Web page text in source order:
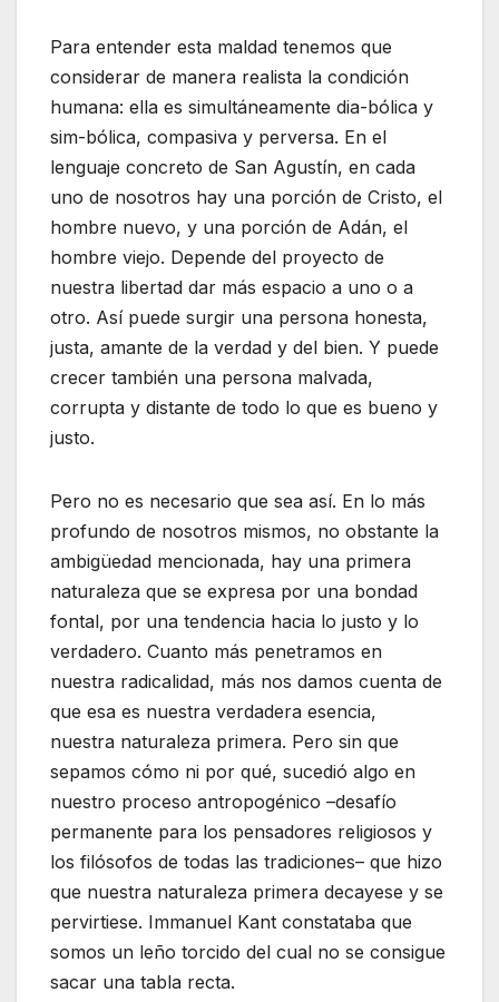
Para entender esta maldad tenemos que
considerar de manera realista la condición
humana: ella es simultáneamente dia-bólica y
sim-bólica, compasiva y perversa. En el
lenguaje concreto de San Agustín, en cada
uno de nosotros hay una porción de Cristo, el
hombre nuevo, y una porción de Adán, el
hombre viejo. Depende del proyecto de
nuestra libertad dar más espacio a uno o a
otro. Así puede surgir una persona honesta,
justa, amante de la verdad y del bien. Y puede
crecer también una persona malvada,
corrupta y distante de todo lo que es bueno y
justo.
Pero no es necesario que sea así. En lo más
profundo de nosotros mismos, no obstante la
ambigüedad mencionada, hay una primera
naturaleza que se expresa por una bondad
fontal, por una tendencia hacia lo justo y lo
verdadero. Cuanto más penetramos en
nuestra radicalidad, más nos damos cuenta de
que esa es nuestra verdadera esencia,
nuestra naturaleza primera. Pero sin que
sepamos cómo ni por qué, sucedió algo en
nuestro proceso antropogénico –desafío
permanente para los pensadores religiosos y
los filósofos de todas las tradiciones– que hizo
que nuestra naturaleza primera decayese y se
pervirtiese. Immanuel Kant constataba que
somos un leño torcido del cual no se consigue
sacar una tabla recta.